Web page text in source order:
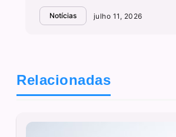
Notícias julho 11, 2026
Relacionadas